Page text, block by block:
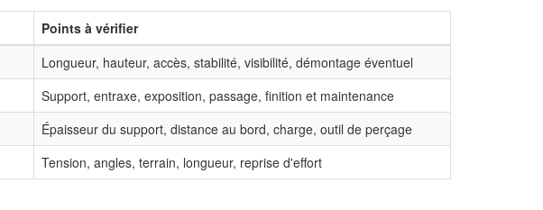
Points à vérifier
Longueur, hauteur, accès, stabilité, visibilité, démontage éventuel
Support, entraxe, exposition, passage, finition et maintenance
Épaisseur du support, distance au bord, charge, outil de perçage
Tension, angles, terrain, longueur, reprise d'effort